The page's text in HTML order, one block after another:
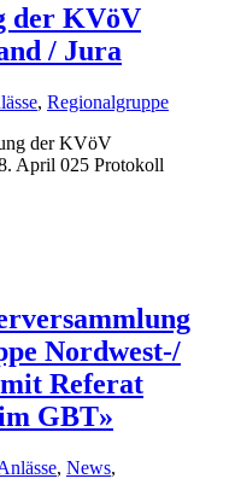
der KVöV
/ Jura
, Regionalgruppe
der KVöV
April 025 Protokoll
Nordwest-/
Referat
GBT»
, News,